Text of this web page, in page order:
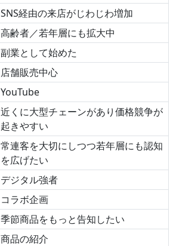
SNS経由の来店がじわじわ増加
高齢者／若年層にも拡大中
副業として始めた
店舗販売中心
YouTube
近くに大型チェーンがあり価格競争が
起きやすい
常連客を大切にしつつ若年層にも認知
を広げたい
デジタル強者
コラボ企画
季節商品をもっと告知したい
商品の紹介